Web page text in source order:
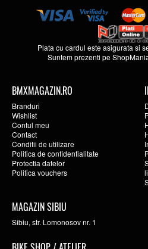
Plata cu cardul este asigurata si
Suntem prezenti pe
BMXMAGAZIN.RO
Branduri
Wishlist
Contul meu
Contact
Conditii de utilizare
Politica de confidentialitate
Protectia datelor
Politica vouchers
MAGAZIN SIBIU
Sibiu, str. Lomonosov nr. 1